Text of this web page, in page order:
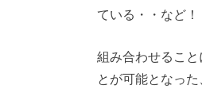
ている・・など！
組み合わせるこ
とが可能となっ